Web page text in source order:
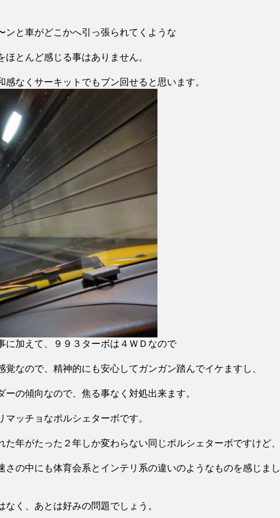
ンと車がどこかへ引っ張られてくような
とんど感じる事はありません。
なくサーキットでもブン回せると思います。
に加えて、９９３ターボは４ＷＤなので
なので、精神的にも安心してガンガン踏んでイケますし、
の傾向なので、焦る事なく対処出来ます。
ッチョなポルシェターボです。
年がたった２年しか変わらない同じポルシェターボですけど、
さの中にも体育会系とインテリ系の違いのようなものを感じまし
く、あとは好みの問題でしょう。